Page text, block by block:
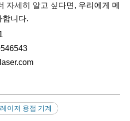
자세히 알고 싶다면, 우리에게 메
합니다.
레이저 용접 기계